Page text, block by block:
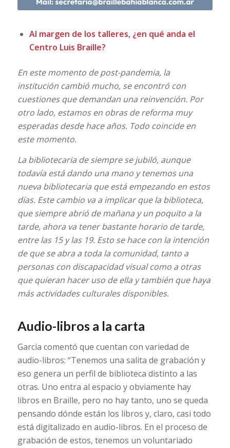
Al margen de los talleres, ¿en qué anda el
Centro Luis Braille?
En este momento de post-pandemia, la
institución cambió mucho, se encontró con
cuestiones que demandan una reinvención. Por
otro lado, estamos en obras de reforma muy
esperadas desde hace años. Todo coincide en
este momento.
La bibliotecaria de siempre se jubiló, aunque
todavía está dando una mano y tenemos una
nueva bibliotecaria que está empezando en estos
días. Este cambio va a implicar que la biblioteca,
que siempre abrió de mañana y un poquito a la
tarde, ahora va tener bastante horario de tarde,
entre las 15 y las 19. Esto se hace con la intención
de que se abra a toda la comunidad, tanto a
personas con discapacidad visual como a otras
que quieran hacer uso de ella y también que haya
más actividades culturales disponibles.
Audio-libros a la carta
García comentó que cuentan con variedad de
audio-libros: “Tenemos una salita de grabación y
eso genera un perfil de biblioteca distinto a las
otras. Uno entra al espacio y obviamente hay
libros en Braille, pero no hay tanto, uno se queda
pensando dónde están los libros y, claro, casi todo
está digitalizado en audio-libros. En el proceso de
grabación de estos, tenemos un voluntariado